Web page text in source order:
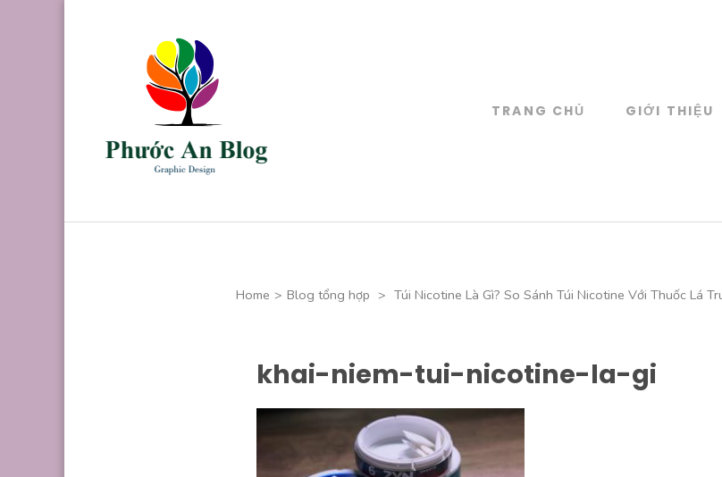
TRANG CHỦ GIỚI THIỆU
Home > Blog tổng hợp > Túi Nicotine Là Gì? So Sánh Túi Nicotine Với Thuốc Lá
khai-niem-tui-nicotine-la-gi